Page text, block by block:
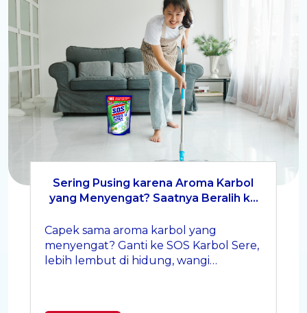
Sering Pusing karena Aroma Karbol
yang Menyengat? Saatnya Beralih ke
Capek sama aroma karbol yang
menyengat? Ganti ke SOS Karbol Sere,
lebih lembut di hidung, wangi